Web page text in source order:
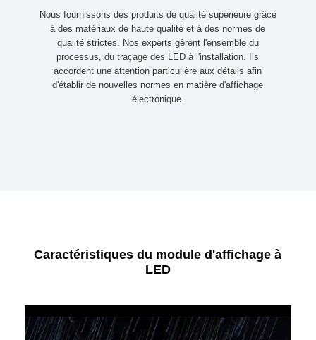
Nous fournissons des produits de qualité supérieure grâce
à des matériaux de haute qualité et à des normes de
qualité strictes. Nos experts gèrent l'ensemble du
processus, du traçage des LED à l'installation. Ils
accordent une attention particulière aux détails afin
d'établir de nouvelles normes en matière d'affichage
électronique.
Caractéristiques du module d'affichage à
LED